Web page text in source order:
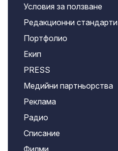
Условия за ползване
Редакционни стандарти
Портфолио
Екип
PRESS
Медийни партньорства
Реклама
Радио
Списание